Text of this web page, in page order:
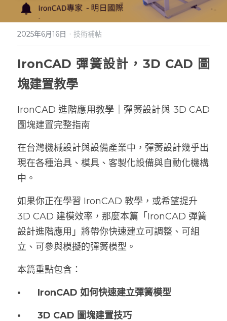
IronCAD Draft (2D)
IRONCAD COMPOSE
IronCAD序號授權方式
IronCAD客戶成功案例
IronCAD免費試用下載
ENCY CAM 優勢探索
ENCY for IronCAD
ENCY CAM 2.5D 銑削
ENCY CAM 3軸銑削
ENCY CAM 4軸銑削
ENCY CAM 車削加工
ENCYCAM 系統需求說明
IronCAD 入門體驗教學
IronCAD 基礎課程教學
IronCAD Draft 入門體驗教學
IronCAD 常見問題全解
IronCAD 原廠認證教材
ENCY 專業課程與教材
IronCAD 2025 台灣用戶大會報名
IronCAD 2024 台灣用戶大會報名
搜索
2025年6月16日 · 技術補帖
IronCAD 彈簧設計，3D CAD 圖
塊建置教學
IronCAD 進階應用教學｜彈簧設計與 3D CAD
圖塊建置完整指南
在台灣機械設計與設備產業中，彈簧設計幾乎出
現在各種治具、模具、客製化設備與自動化機構
中。
如果你正在學習 IronCAD 教學，或希望提升
3D CAD 建模效率，那麼本篇「IronCAD 彈簧
設計進階應用」將帶你快速建立可調整、可組
立、可參與模擬的彈簧模型。
本篇重點包含：
•	IronCAD 如何快速建立彈簧模型
•	3D CAD 圖塊建置技巧